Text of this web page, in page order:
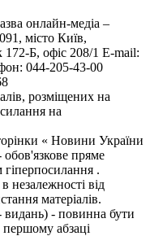
онлайн-медіа –
місто Київ,
Б, офіс 208/1 E-mail:
044-205-43-00
розміщених на
на
« Новини України
обов'язкове пряме
.
незалежності від
матеріалів.
видань) - повинна бути
першому абзаці